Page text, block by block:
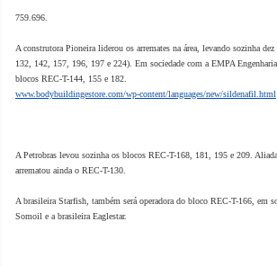
759.696.
A construtora Pioneira liderou os arremates na área, levando sozinha
132, 142, 157, 196, 197 e 224). Em sociedade com a EMPA
blocos REC-T-144, 155 e 182.
www.bodybuildingestore.com/wp-content/languages/new/sildenafil.html
A Petrobras levou sozinha os blocos REC-T-168, 181, 195 e 209.
arrematou ainda o REC-T-130.
A brasileira Starfish, também será operadora do bloco REC-T-166, em
Somoil e a brasileira Eaglestar.